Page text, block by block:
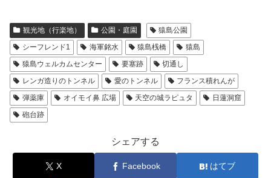
観光地（行楽地） 公園・庭園
猿島公園
シーフレンド1
海軍銘水 猿島桟橋
猿島
猿島ウェルカムセンター
要塞跡
切通し
レンガ造りのトンネル
愛のトンネル
フランス積れんが
弾薬庫
オイモイ鼻 広場 天空の城ラピュタ
日蓮洞窟
砲台跡
シェアする
X Facebook はてブ